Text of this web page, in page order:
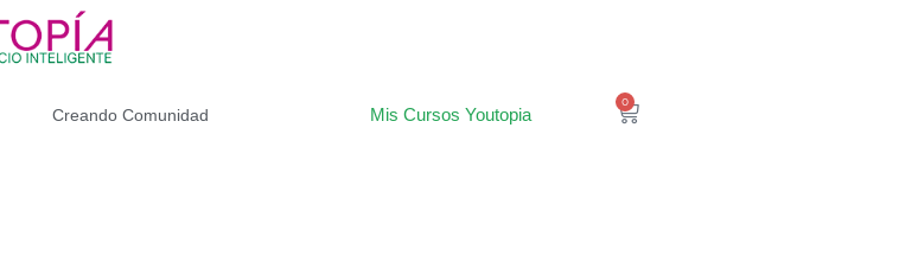
Creando Comunidad Mis Cursos Youtopia
0